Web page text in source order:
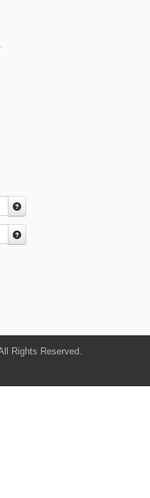
Rights Reserved.